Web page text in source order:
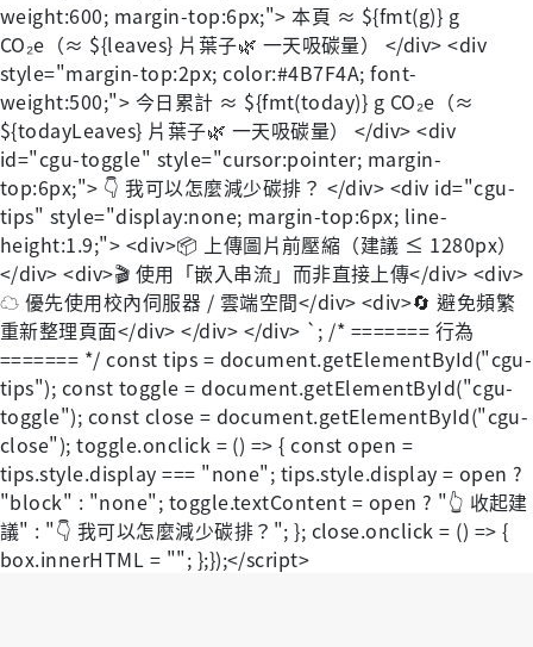
weight:600; margin-top:6px;"> 本頁 ≈ ${fmt(g)} g
CO₂e（≈ ${leaves} 片葉子🌿 一天吸碳量） </div> <div
style="margin-top:2px; color:#4B7F4A; font-
weight:500;"> 今日累計 ≈ ${fmt(today)} g CO₂e（≈
${todayLeaves} 片葉子🌿 一天吸碳量） </div> <div
id="cgu-toggle" style="cursor:pointer; margin-
top:6px;"> 👇 我可以怎麼減少碳排？ </div> <div id="cgu-
tips" style="display:none; margin-top:6px; line-
height:1.9;"> <div>📦 上傳圖片前壓縮（建議 ≤ 1280px）
</div> <div>🎬 使用「嵌入串流」而非直接上傳</div> <div>
☁️ 優先使用校內伺服器 / 雲端空間</div> <div>🔄 避免頻繁
重新整理頁面</div> </div> </div> `; /* ======= 行為
======= */ const tips = document.getElementById("cgu-
tips"); const toggle = document.getElementById("cgu-
toggle"); const close = document.getElementById("cgu-
close"); toggle.onclick = () => { const open =
tips.style.display === "none"; tips.style.display = open ?
"block" : "none"; toggle.textContent = open ? "👆 收起建
議" : "👇 我可以怎麼減少碳排？"; }; close.onclick = () => {
box.innerHTML = ""; };});</script>